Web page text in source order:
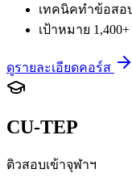
เทคนิคทำข้อสอ
เป้าหมาย 1,400+
ดูรายละเอียดคอร์ส
CU-TEP
ติวสอบเข้าจุฬาฯ